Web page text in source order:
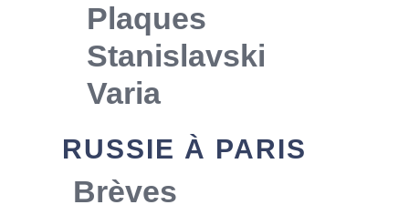
Plaques
Stanislavski
Varia
RUSSIE À PARIS
Brèves